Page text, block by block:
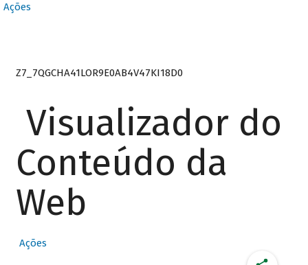
Ações
Z7_7QGCHA41LOR9E0AB4V47KI18D0
Visualizador do
Conteúdo da
Web
Ações